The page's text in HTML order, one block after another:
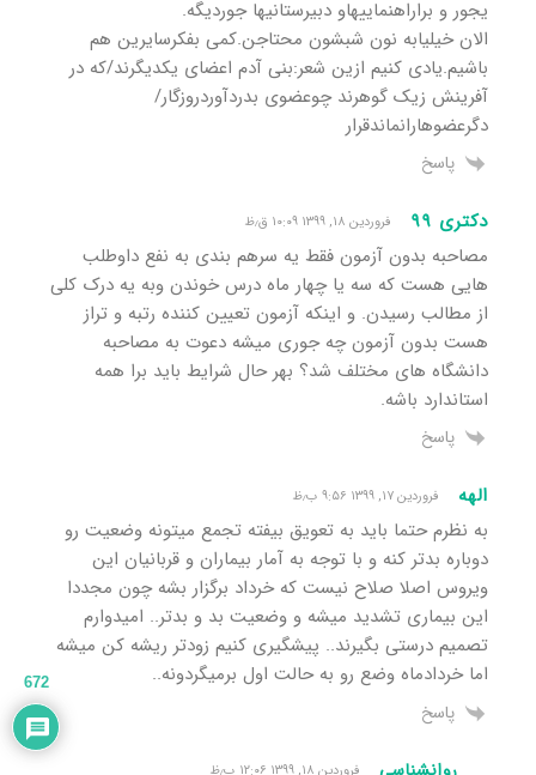
یجور و براراهنماییهاو دبیرستانیها جوردیگه.
الان خیلیابه نون شبشون محتاجن.کمی بفکرسایرین هم
باشیم.یادی کنیم ازین شعر:بنی آدم اعضای یکدیگرند/که در
آفرینش زیک گوهرند چوعضوی بدردآوردروزگار/
دگرعضوهارانماندقرار
پاسخ
دکتری ۹۹ فروردین ۱۸, ۱۳۹۹ ۱۰:۰۹ ق٫ظ
مصاحبه بدون آزمون فقط یه سرهم بندی به نفع داوطلب
هایی هست که سه یا چهار ماه درس خوندن وبه یه درک کلی
از مطالب رسیدن. و اینکه آزمون تعیین کننده رتبه و تراز
هست بدون آزمون چه جوری میشه دعوت به مصاحبه
دانشگاه های مختلف شد؟ بهر حال شرایط باید برا همه
استاندارد باشه.
پاسخ
الهه فروردین ۱۷, ۱۳۹۹ ۹:۵۶ ب٫ظ
به نظرم حتما باید به تعویق بیفته تجمع میتونه وضعیت رو
دوباره بدتر کنه و با توجه به آمار بیماران و قربانیان این
ویروس اصلا صلاح نیست که خرداد برگزار بشه چون مجددا
این بیماری تشدید میشه و وضعیت بد و بدتر.. امیدوارم
تصمیم درستی بگیرند.. پیشگیری کنیم زودتر ریشه کن میشه
اما خردادماه وضع رو به حالت اول برمیگردونه..
پاسخ
فروردین ۱۸, ۱۳۹۹ ۱۲:۰۶ ب٫ظ
672